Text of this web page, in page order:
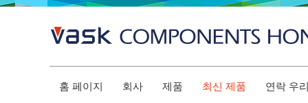
홈 페이지 회사 제품 최신 제품 연락 우